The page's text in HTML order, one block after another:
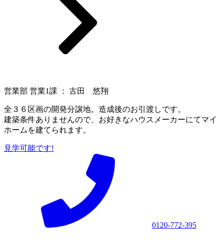
営業部 営業1課 ： 古田 悠翔
全３６区画の開発分譲地。造成後のお引渡しです。
建築条件ありませんので、お好きなハウスメーカーにてマイ
ホームを建てられます。
見学可能です!
0120-772-395